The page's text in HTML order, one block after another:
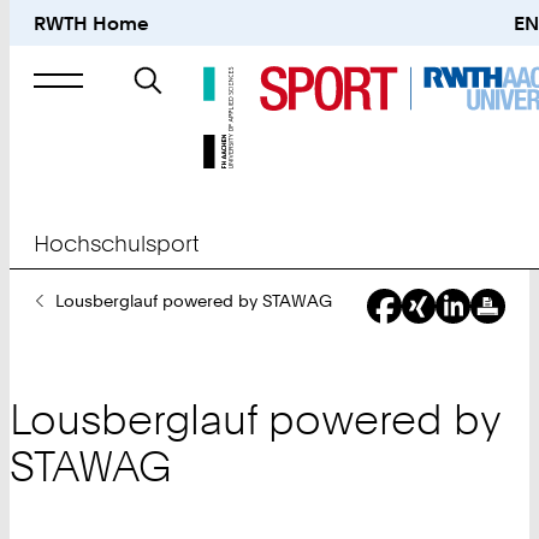
RWTH Home EN
Suche
nach
Hochschulsport
SieLousberglauf powered by STAWAG
Lousberglauf powered by
STAWAG